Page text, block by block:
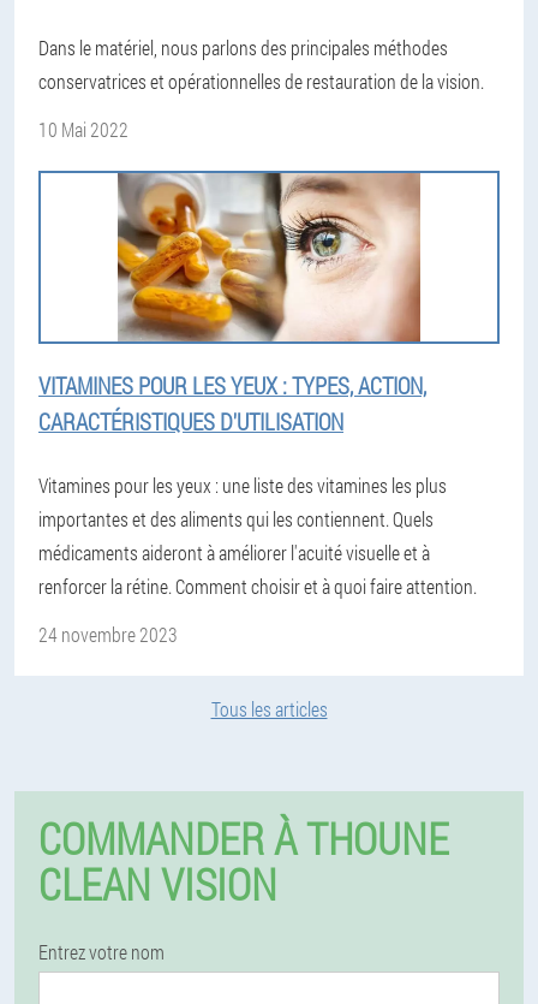
Dans le matériel, nous parlons des principales méthodes
conservatrices et opérationnelles de restauration de la vision.
10 Mai 2022
VITAMINES POUR LES YEUX : TYPES, ACTION,
CARACTÉRISTIQUES D'UTILISATION
Vitamines pour les yeux : une liste des vitamines les plus
importantes et des aliments qui les contiennent. Quels
médicaments aideront à améliorer l'acuité visuelle et à
renforcer la rétine. Comment choisir et à quoi faire attention.
24 novembre 2023
Tous les articles
COMMANDER À THOUNE
CLEAN VISION
Entrez votre nom